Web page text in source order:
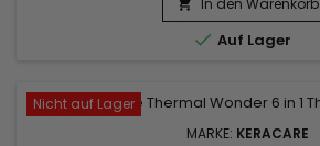
Anti-Schuppen-Conditioner von
Schuppen und
 In den Warenkorb
 Auf Lager
Nicht auf Lager
MARKE: KERACARE